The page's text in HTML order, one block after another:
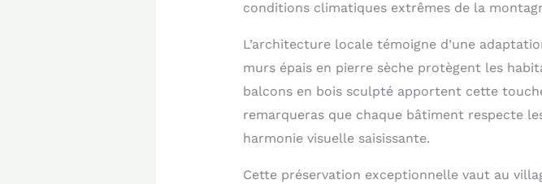
conditions climatiques extrêmes de la
L’architecture locale témoigne d’une
murs épais en pierre sèche protègent les
balcons en bois sculpté apportent cette
remarqueras que chaque bâtiment respecte
harmonie visuelle saisissante.
Cette préservation exceptionnelle vaut au